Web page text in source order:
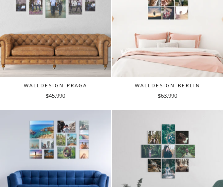
WALLDESIGN PRAGA
$45.990
WALLDESIGN BERLIN
$63.990